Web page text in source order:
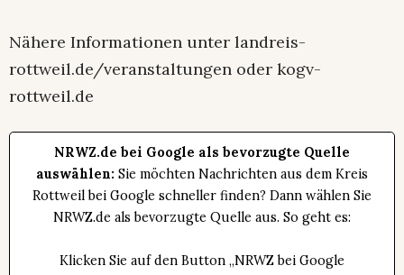
Nähere Informationen unter landreis-
rottweil.de/veranstaltungen oder kogv-
rottweil.de
NRWZ.de bei Google als bevorzugte Quelle
auswählen: Sie möchten Nachrichten aus dem Kreis
Rottweil bei Google schneller finden? Dann wählen Sie
NRWZ.de als bevorzugte Quelle aus. So geht es:
Klicken Sie auf den Button „NRWZ bei Google